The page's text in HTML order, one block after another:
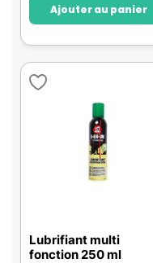
Ajouter au panier
Lubrifiant multi
fonction 250 ml